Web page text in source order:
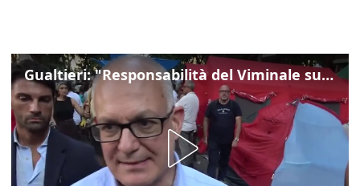
Gualtieri: "Responsabilità del Viminale su Spin Time? La posizione dei partiti è nota"